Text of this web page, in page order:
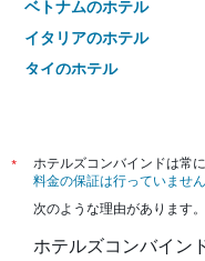
ベトナムのホテル
イタリアのホテル
タイのホテル
*
ホテルズコンバインドは常
料金の保証は行っていません
次のような理由があります。
ホテルズコンバイン